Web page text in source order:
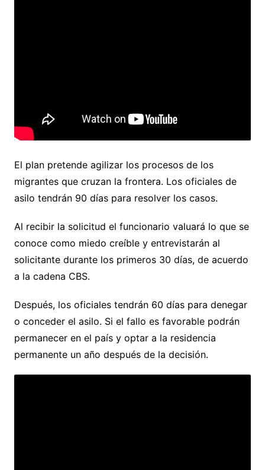
El plan pretende agilizar los procesos de los
migrantes que cruzan la frontera. Los oficiales de
asilo tendrán 90 días para resolver los casos.
Al recibir la solicitud el funcionario valuará lo que se
conoce como miedo creíble y entrevistarán al
solicitante durante los primeros 30 días, de acuerdo
a la cadena CBS.
Después, los oficiales tendrán 60 días para denegar
o conceder el asilo. Si el fallo es favorable podrán
permanecer en el país y optar a la residencia
permanente un año después de la decisión.